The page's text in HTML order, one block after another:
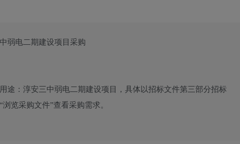
弱电二期建设项目采购
途： 淳安三中弱电二期建设项目，具体以招标文件第三部分招标
览采购文件”查看采购需求。